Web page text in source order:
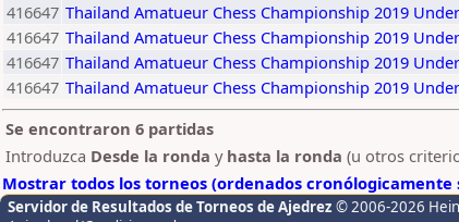
416647 Thailand Amatueur Chess Championship 2019
416647 Thailand Amatueur Chess Championship 2019
416647 Thailand Amatueur Chess Championship 2019
416647 Thailand Amatueur Chess Championship 2019
Se encontraron 6 partidas
Introduzca Desde la ronda y hasta la ronda (u otros
Mostrar todos los torneos (ordenados
Servidor de Resultados de Torneos de Ajedrez © 2006-2026